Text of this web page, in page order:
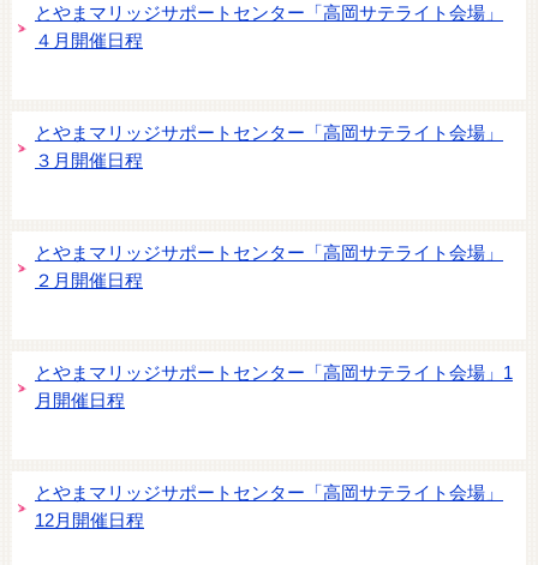
とやまマリッジサポートセンター「高岡サテライト会場」
４月開催日程
とやまマリッジサポートセンター「高岡サテライト会場」
３月開催日程
とやまマリッジサポートセンター「高岡サテライト会場」
２月開催日程
とやまマリッジサポートセンター「高岡サテライト会場」1
月開催日程
とやまマリッジサポートセンター「高岡サテライト会場」
12月開催日程